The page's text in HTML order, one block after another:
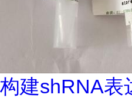
构建shRNA表